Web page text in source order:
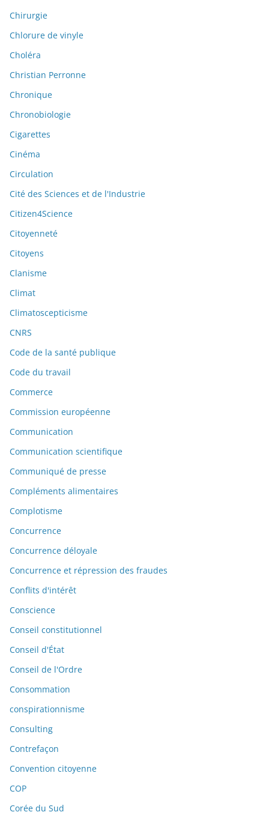
Chirurgie
Chlorure de vinyle
Choléra
Christian Perronne
Chronique
Chronobiologie
Cigarettes
Cinéma
Circulation
Cité des Sciences et de l'Industrie
Citizen4Science
Citoyenneté
Citoyens
Clanisme
Climat
Climatoscepticisme
CNRS
Code de la santé publique
Code du travail
Commerce
Commission européenne
Communication
Communication scientifique
Communiqué de presse
Compléments alimentaires
Complotisme
Concurrence
Concurrence déloyale
Concurrence et répression des fraudes
Conflits d'intérêt
Conscience
Conseil constitutionnel
Conseil d'État
Conseil de l'Ordre
Consommation
conspirationnisme
Consulting
Contrefaçon
Convention citoyenne
COP
Corée du Sud